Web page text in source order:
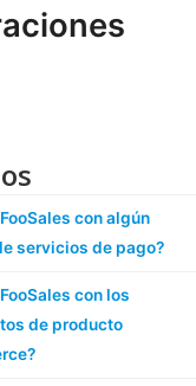
con algún
servicios de pago?
con los
de producto